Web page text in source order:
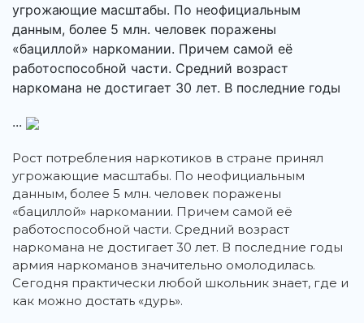
угрожающие масштабы. По неофициальным
данным, более 5 млн. человек поражены
«бациллой» наркомании. Причем самой её
работоспособной части. Средний возраст
наркомана не достигает 30 лет. В последние годы
...
Рост потребления наркотиков в стране принял
угрожающие масштабы. По неофициальным
данным, более 5 млн. человек поражены
«бациллой» наркомании. Причем самой её
работоспособной части. Средний возраст
наркомана не достигает 30 лет. В последние годы
армия наркоманов значительно омолодилась.
Сегодня практически любой школьник знает, где и
как можно достать «дурь».